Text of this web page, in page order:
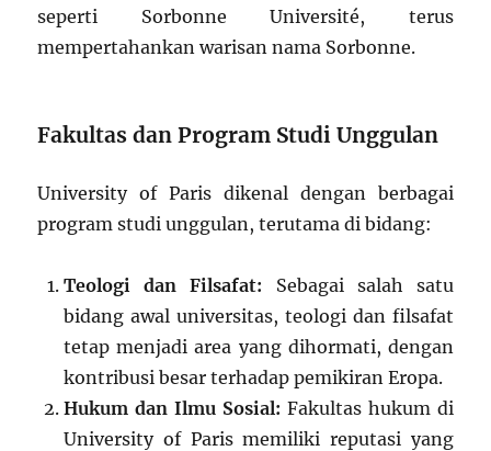
seperti Sorbonne Université, terus
mempertahankan warisan nama Sorbonne.
Fakultas dan Program Studi Unggulan
University of Paris dikenal dengan berbagai
program studi unggulan, terutama di bidang:
Teologi dan Filsafat: Sebagai salah satu
bidang awal universitas, teologi dan filsafat
tetap menjadi area yang dihormati, dengan
kontribusi besar terhadap pemikiran Eropa.
Hukum dan Ilmu Sosial: Fakultas hukum di
University of Paris memiliki reputasi yang